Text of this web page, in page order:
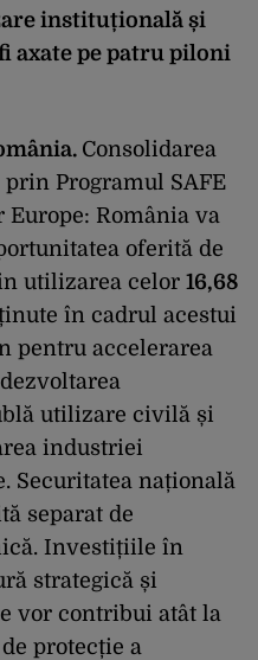
instituțională și
axate pe patru piloni
Consolidarea
Programul SAFE
România va
oferită de
utilizarea celor 16,68
în cadrul acestui
pentru accelerarea
utilizare civilă și
industriei
Securitatea națională
separat de
Investițiile în
strategică și
vor contribui atât la
protecție a